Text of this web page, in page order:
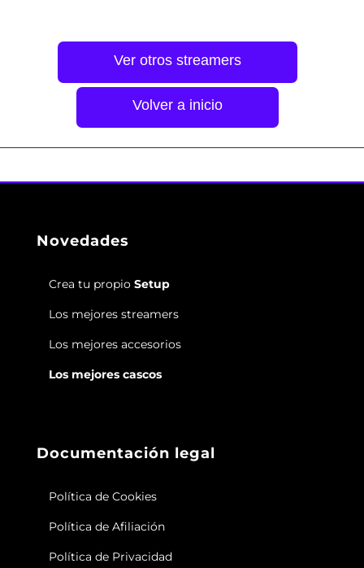
Ver otros streamers
Volver a inicio
Novedades
Crea tu propio Setup
Los mejores streamers
Los mejores accesorios
Los mejores cascos
Documentación legal
Política de Cookies
Política de Afiliación
Política de Privacidad